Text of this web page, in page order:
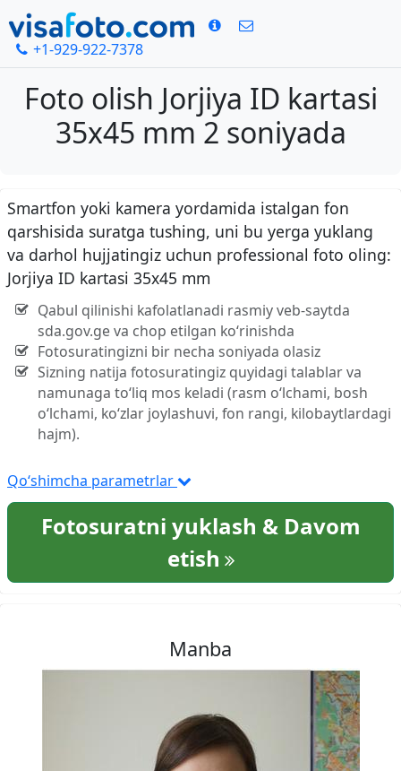
+1-929-922-7378
Foto olish Jorjiya ID kartasi
35x45 mm 2 soniyada
Smartfon yoki kamera yordamida istalgan fon
qarshisida suratga tushing, uni bu yerga yuklang
va darhol hujjatingiz uchun professional foto oling:
Jorjiya ID kartasi 35x45 mm
Qabul qilinishi kafolatlanadi rasmiy veb-saytda
sda.gov.ge va chop etilgan ko‘rinishda
Fotosuratingizni bir necha soniyada olasiz
Sizning natija fotosuratingiz quyidagi talablar va
namunaga to‘liq mos keladi (rasm o‘lchami, bosh
o‘lchami, ko‘zlar joylashuvi, fon rangi, kilobaytlardagi
hajm).
Qo‘shimcha parametrlar
Fotosuratni yuklash & Davom
etish
Manba